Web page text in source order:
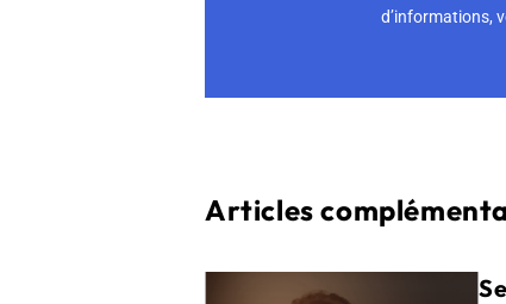
d’informations,
Articles